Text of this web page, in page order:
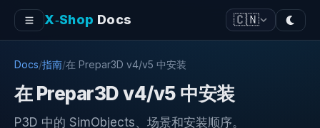
X‑Shop Docs 🇨🇳
Docs/指南/在 Prepar3D v4/v5 中安装
在 Prepar3D v4/v5 中安装
P3D 中的 SimObjects、场景和安装顺序。